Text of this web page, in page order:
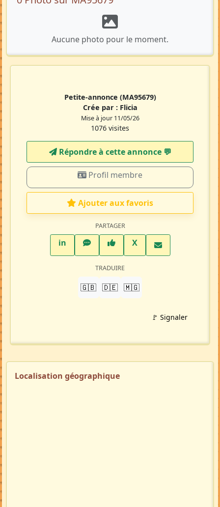
Aucune photo pour le moment.
Petite-annonce (MA95679)
Crée par : Flicia
Mise à jour 11/05/26
1076 visites
Répondre à cette annonce 💬​
Profil membre
Ajouter aux favoris
PARTAGER
inLinkedInWhatsAppFacebook
XTwitter X
TRADUIRE
🇬🇧 🇩🇪 🇲🇬
🚩 Signaler
Localisation géographique